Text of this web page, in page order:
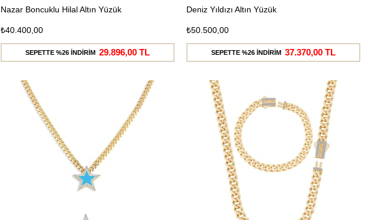
Nazar Boncuklu Hilal Altın Yüzük
₺40.400,00
SEPETTE %26 İNDİRİM 29.896,00 TL
Deniz Yıldızı Altın Yüzük
₺50.500,00
SEPETTE %26 İNDİRİM 37.370,00 TL
Ücretsiz
Kargo
Ücretsiz
Kargo